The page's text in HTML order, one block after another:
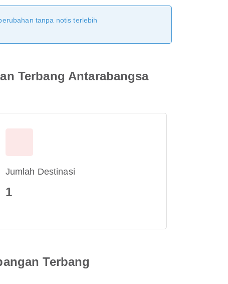
tanpa notis terlebih
Terbang Antarabangsa
Jumlah Destinasi
1
Terbang